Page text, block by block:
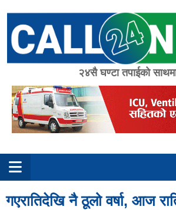
content
२४सै घण्टा तपाईको
गएरातिदेखि नै ठूलो वर्षा, आज